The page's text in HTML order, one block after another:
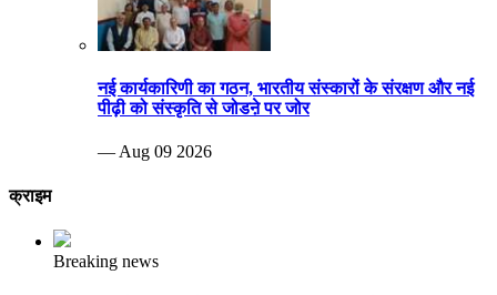
नई कार्यकारिणी का गठन, भारतीय संस्कारों के संरक्षण और नई
पीढ़ी को संस्कृति से जोडऩे पर जोर
— Aug 09 2026
क्राइम
Breaking news